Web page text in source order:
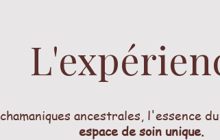
ancestrales, l'essence
espace de soin unique.